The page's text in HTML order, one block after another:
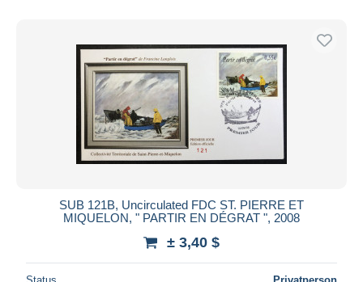
SUB 121B, Uncirculated FDC ST. PIERRE ET
MIQUELON, " PARTIR EN DÉGRAT ", 2008
± 3,40 $